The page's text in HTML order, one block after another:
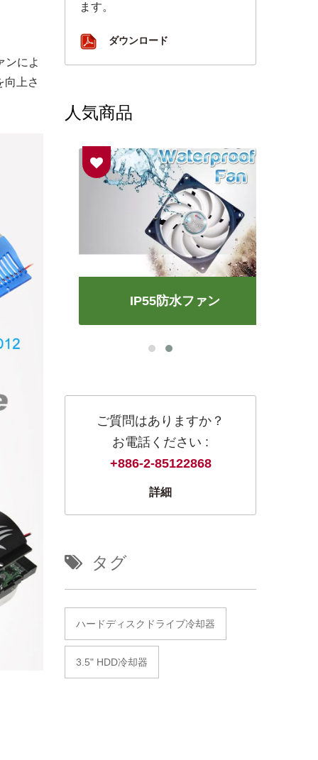
ンによ
向上さ
ます。
ダウンロード
人気商品
IP55防水ファン
ご質問はありますか？
お電話ください :
+886-2-85122868
詳細
タグ
ハードディスクドライブ冷却器
3.5" HDD冷却器